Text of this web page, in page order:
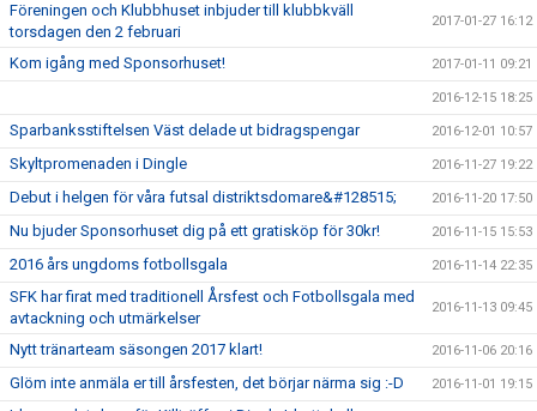
Föreningen och Klubbhuset inbjuder till klubbkväll
torsdagen den 2 februari
2017-01-27 16:12
Kom igång med Sponsorhuset! 2017-01-11 09:21
2016-12-15 18:25
Sparbanksstiftelsen Väst delade ut bidragspengar 2016-12-01 10:57
Skyltpromenaden i Dingle 2016-11-27 19:22
Debut i helgen för våra futsal distriktsdomare&#128515; 2016-11-20 17:50
Nu bjuder Sponsorhuset dig på ett gratisköp för 30kr! 2016-11-15 15:53
2016 års ungdoms fotbollsgala 2016-11-14 22:35
SFK har firat med traditionell Årsfest och Fotbollsgala med
avtackning och utmärkelser
2016-11-13 09:45
Nytt tränarteam säsongen 2017 klart! 2016-11-06 20:16
Glöm inte anmäla er till årsfesten, det börjar närma sig :-D 2016-11-01 19:15